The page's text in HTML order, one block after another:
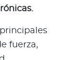
fuerza,